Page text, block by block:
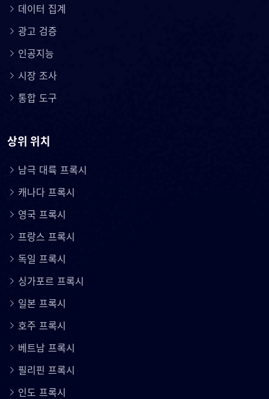
데이터 집계
광고 검증
인공지능
시장 조사
통합 도구
상위 위치
남극 대륙 프록시
캐나다 프록시
영국 프록시
프랑스 프록시
독일 프록시
싱가포르 프록시
일본 프록시
호주 프록시
베트남 프록시
필리핀 프록시
인도 프록시